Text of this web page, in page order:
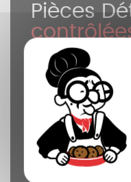
Pièces
nettoyées